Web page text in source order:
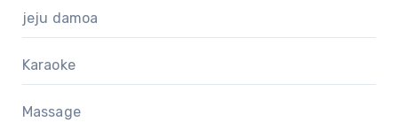
jeju damoa
Karaoke
Massage